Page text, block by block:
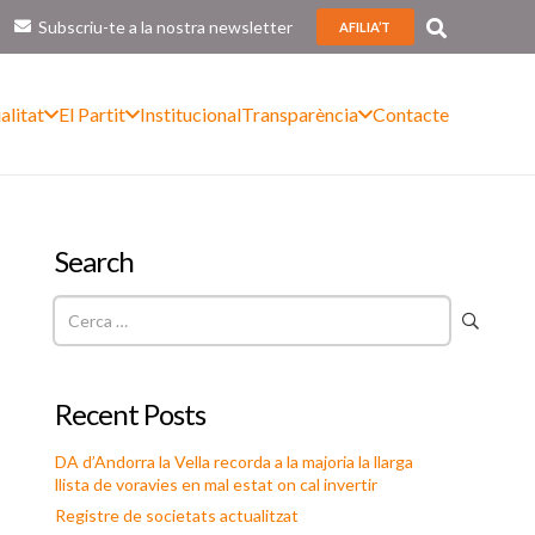
Subscriu-te a la nostra newsletter AFILIA’T
El Partit InstitucionalTransparència Contacte
Search
Recent Posts
DA d’Andorra la Vella recorda a la majoria la llarga
llista de voravies en mal estat on cal invertir
Registre de societats actualitzat